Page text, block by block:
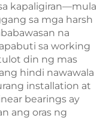
kapaligiran—mula
sa mga harsh
na
sa working
din ng mas
hindi nawawala
installation at
bearings ay
ang oras ng